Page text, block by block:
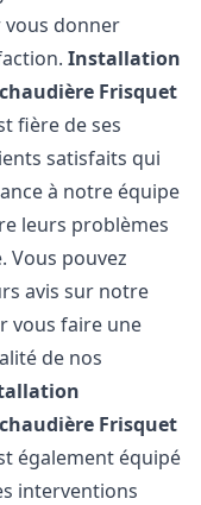
donner
Installation
Frisquet
fière de ses
satisfaits qui
à notre équipe
leurs problèmes
Vous pouvez
avis sur notre
vous faire une
de nos
Frisquet
également équipé
interventions